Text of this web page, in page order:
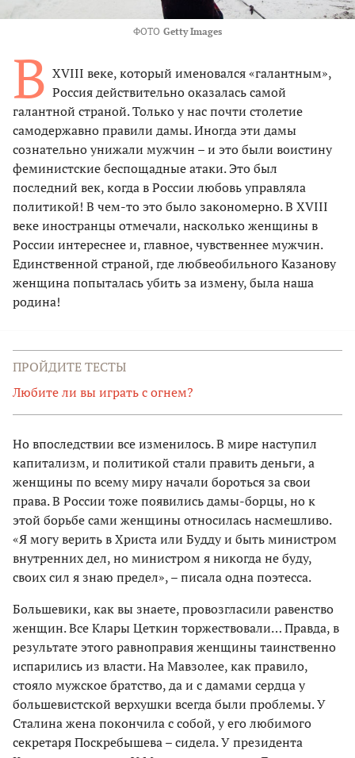
ФОТО Getty Images
В XVIII веке, который именовался «галантным»,
Россия действительно оказалась самой
галантной страной. Только у нас почти столетие
самодержавно правили дамы. Иногда эти дамы
сознательно унижали мужчин – и это были воистину
феминистские беспощадные атаки. Это был
последний век, когда в России любовь управляла
политикой! В чем-то это было закономерно. В XVIII
веке иностранцы отмечали, насколько женщины в
России интереснее и, главное, чувственнее мужчин.
Единственной страной, где любвеобильного Казанову
женщина попыталась убить за измену, была наша
родина!
ПРОЙДИТЕ ТЕСТЫ
Любите ли вы играть с огнем?
Но впоследствии все изменилось. В мире наступил
капитализм, и политикой стали править деньги, а
женщины по всему миру начали бороться за свои
права. В России тоже появились дамы-борцы, но к
этой борьбе сами женщины относилась насмешливо.
«Я могу верить в Христа или Будду и быть министром
внутренних дел, но министром я никогда не буду,
своих сил я знаю предел», – писала одна поэтесса.
Большевики, как вы знаете, провозгласили равенство
женщин. Все Клары Цеткин торжествовали… Правда, в
результате этого равноправия женщины таинственно
испарились из власти. На Мавзолее, как правило,
стояло мужское братство, да и с дамами сердца у
большевистской верхушки всегда были проблемы. У
Сталина жена покончила с собой, у его любимого
секретаря Поскребышева – сидела. У президента